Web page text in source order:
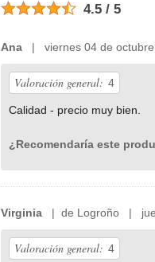
4.5 / 5
Ana | viernes 04 de octubre
Valoración general: 4
Calidad - precio muy bien.
¿Recomendaría este
Virginia | de Logroño |
Valoración general: 4